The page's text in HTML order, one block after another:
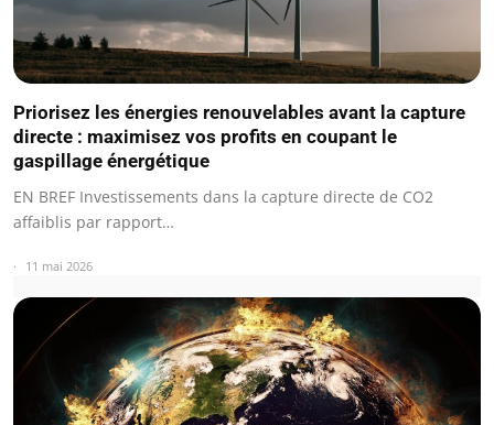
Priorisez les énergies renouvelables avant la capture
directe : maximisez vos profits en coupant le
gaspillage énergétique
EN BREF Investissements dans la capture directe de CO2
affaiblis par rapport…
11 mai 2026